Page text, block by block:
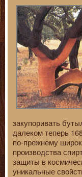
закупоривать
далеком теперь
по-прежнему
производства
защиты в
уникальные